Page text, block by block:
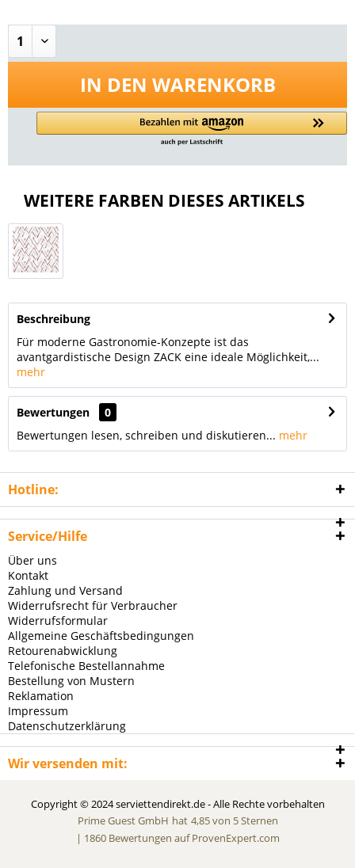
IN DEN WARENKORB
WEITERE FARBEN DIESES ARTIKELS
Beschreibung
Für moderne Gastronomie-Konzepte ist das
avantgardistische Design ZACK eine ideale Möglichkeit,...
mehr
Bewertungen
0
Bewertungen lesen, schreiben und diskutieren... mehr
Hotline:
Service/Hilfe
Über uns
Kontakt
Zahlung und Versand
Widerrufsrecht für Verbraucher
Widerrufsformular
Allgemeine Geschäftsbedingungen
Retourenabwicklung
Telefonische Bestellannahme
Bestellung von Mustern
Reklamation
Impressum
Datenschutzerklärung
Wir versenden mit:
Copyright © 2024 serviettendirekt.de - Alle Rechte vorbehalten
Prime Guest GmbH hat 4,85von 5Sternen
| 1860Bewertungen auf ProvenExpert.com